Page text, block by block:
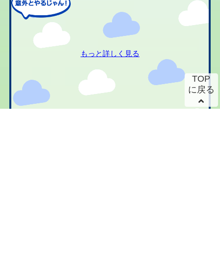
もっと詳しく見る
TOP
に戻る